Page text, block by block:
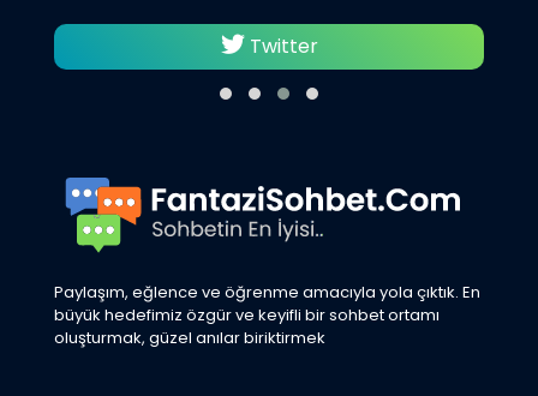
Twitter
Paylaşım, eğlence ve öğrenme amacıyla yola çıktık. En
büyük hedefimiz özgür ve keyifli bir sohbet ortamı
oluşturmak, güzel anılar biriktirmek